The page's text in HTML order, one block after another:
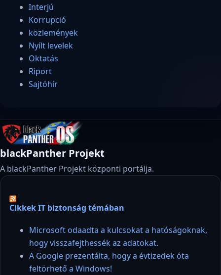
Interjú
Korrupció
közlemények
Nyílt levelek
Oktatás
Riport
Sajtóhír
blackPanther Projekt
A blackPanther Projekt központi portálja.
Cikkek IT biztonság témában
Microsoft odaadta a kulcsokat a hatóságoknak,
hogy visszafejthessék az adatokat.
A Google prezentálta, hogy a évtizedek óta
feltörhető a Windows!